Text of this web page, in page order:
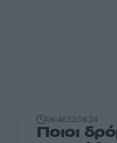
06:4612.08.24
Ποιοι